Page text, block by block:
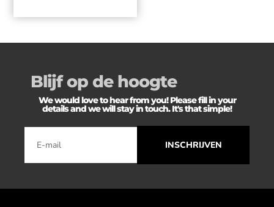
Blijf op de hoogte
We would love to hear from you! Please fill in your
details and we will stay in touch. It's that simple!
INSCHRIJVEN